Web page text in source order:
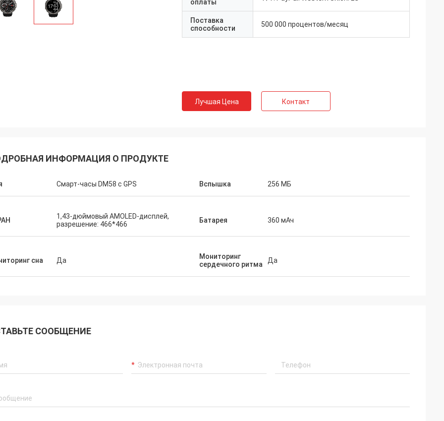
оплаты
Поставка
способности
500 000 процентов/месяц
Лучшая Цена Контакт
ИНФОРМАЦИЯ О ПРОДУКТЕ
Смарт-часы DM58 с GPS Вспышка 256 МБ
1,43-дюймовый AMOLED-дисплей,
разрешение: 466*466
Батарея 360 мАч
сна Да
Мониторинг
сердечного ритма
Да
СООБЩЕНИЕ